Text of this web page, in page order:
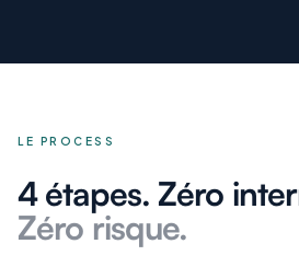
LE PROCESS
4 étapes. Zéro
Zéro risque.